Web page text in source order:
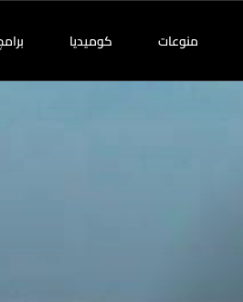
منوعات كوميديا